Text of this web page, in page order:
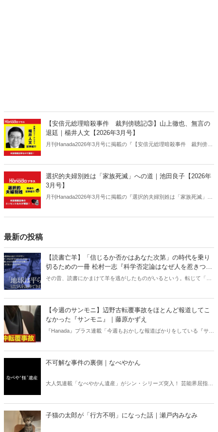
【安倍元総理暗殺事件 裁判傍聴記③】山上徹也、無言の
退廷｜楊井人文【2026年3月号】
月刊Hanada2026年3月号に掲載の『【安倍元総理暗殺事件 裁判傍聴
選択的夫婦別姓は「家族死滅」への道｜池田良子【2026年
3月号】
月刊Hanada2026年3月号に掲載の『選択的夫婦別姓は「家族死滅」へ
最新の投稿
【読書亡羊】「信じるか否かはあなた次第」の時代を乗り
切るための一冊 松村一志『科学否定論はなぜ人を惹きつけ
るのか』（ちくま新書）｜梶原麻衣子
その昔、読書にかまけて羊を逃がしたものがいるという。転じて「読
ある。元月刊『Hanada』編集部員のライター・梶原がお送りする時事
書評！
【今週のサンモニ】辺野古転覆事故をほとんど報道してこ
なかった『サンモニ』｜藤原かずえ
『Hanada』プラス連載「今週もおかしな報道ばかりをしている『サン
不可解な事件の裏側｜なべやかん
大人気連載「なべやかん遺産」がシン・シリーズ突入！ 芸能界屈指の
信じるか信じないかは、あなた次第！ 芸能ニュース
子猫の太郎が「行方不明」になった話｜瀬戸内みなみ